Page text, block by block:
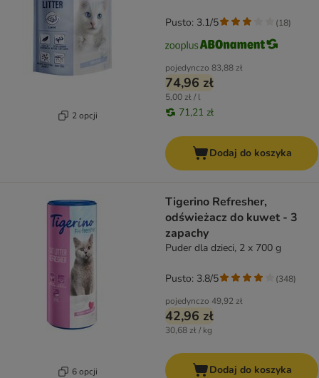
2 opcji
pojedynczo 83,88 zł
74,96 zł
5,00 zł / l
71,21 zł
Pusto: 3.1/5 (18)
Dodaj do koszyka
6 opcji
Tigerino Refresher,
odświeżacz do kuwet - 3
zapachy
Puder dla dzieci, 2 x 700 g
pojedynczo 49,92 zł
42,96 zł
30,68 zł / kg
Pusto: 3.8/5 (348)
Dodaj do koszyka